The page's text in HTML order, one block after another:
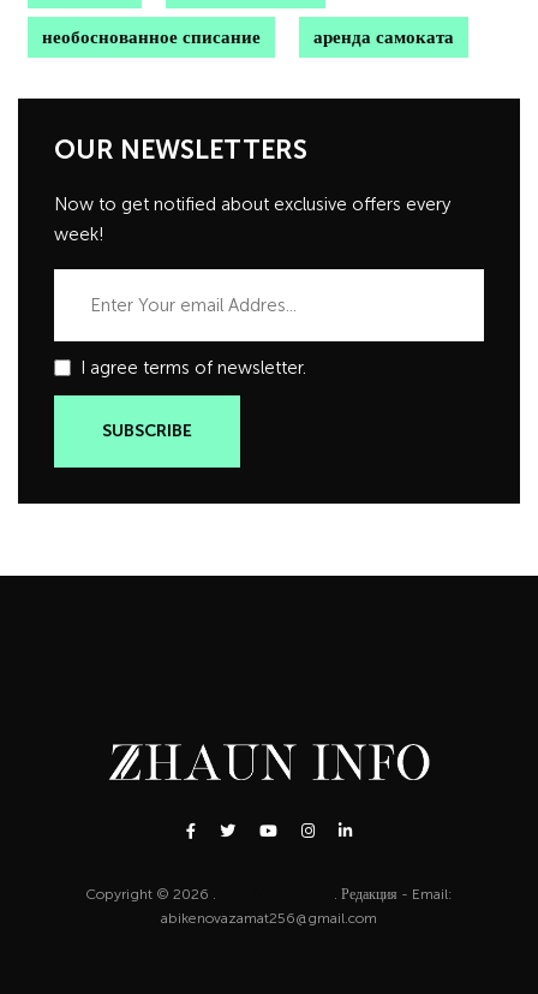
необоснованное списание аренда самоката
OUR NEWSLETTERS
Now to get notified about exclusive offers every
week!
I agree terms of newsletter.
Copyright © 2026 .
. Редакция - Email:
abikenovazamat256@gmail.com